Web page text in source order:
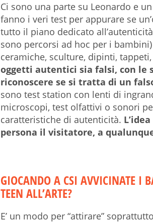
Ci sono una parte su Leonardo e
fanno i veri test per appurare se
tutto il piano dedicato
sono percorsi ad hoc per i
ceramiche, sculture, dipinti,
oggetti autentici sia falsi, con le
riconoscere se si tratta di un
sono test station con lenti di
microscopi, test olfattivi o sonori
caratteristiche di autenticità.
persona il visitatore, a
GIOCANDO A CSI AVVICINATE I
TEEN ALL’ARTE?
E’ un modo per “attirare”